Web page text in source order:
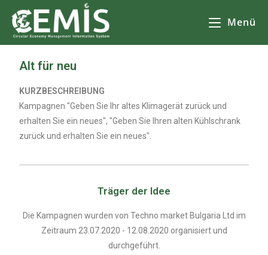
Menü
Alt für neu
KURZBESCHREIBUNG
Kampagnen "Geben Sie Ihr altes Klimagerät zurück und
erhalten Sie ein neues", "Geben Sie Ihren alten Kühlschrank
zurück und erhalten Sie ein neues".
Träger der Idee
Die Kampagnen wurden von Techno market Bulgaria Ltd im
Zeitraum 23.07.2020 - 12.08.2020 organisiert und
durchgeführt.